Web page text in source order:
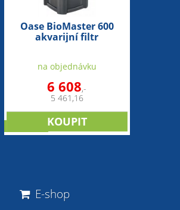
Oase BioMaster 600
akvarijní filtr
na objednávku
6 608,-
5 461,16
E-shop